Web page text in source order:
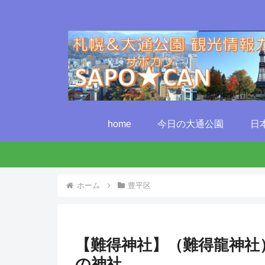
home 今日の大通公園 日
ホーム 豊平区
【難得神社】（難得龍神